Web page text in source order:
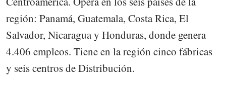
región: Panamá, Guatemala, Costa Rica, El
Salvador, Nicaragua y Honduras, donde genera
4.406 empleos. Tiene en la región cinco fábricas
y seis centros de Distribución.